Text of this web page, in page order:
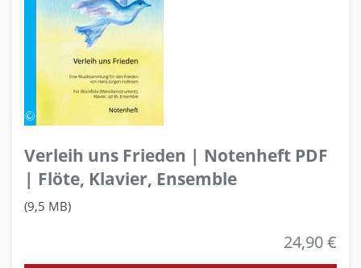
Verleih uns Frieden | Notenheft PDF
| Flöte, Klavier, Ensemble
(9,5 MB)
24,90 €